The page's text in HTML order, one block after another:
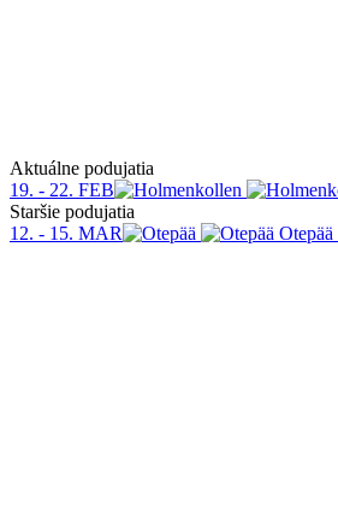
Aktuálne podujatia
19. - 22. FEB
Staršie podujatia
12. - 15. MAR
Otepää